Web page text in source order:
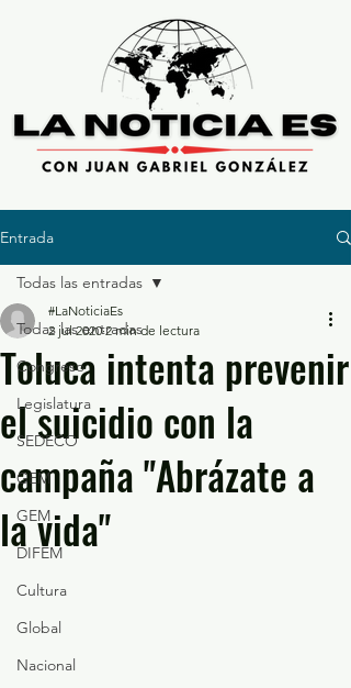
Entrada
Todas las entradas
Congreso
Legislatura
SEDECO
GEM
GEM
DIFEM
Cultura
Global
Nacional
Todas las entradas
Toluca intenta prevenir
el suicidio con la
campaña "Abrázate a
la vida"
#LaNoticiaEs
2 jul 2020 2 min de lectura